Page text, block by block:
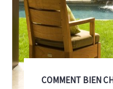
COMMENT BIEN